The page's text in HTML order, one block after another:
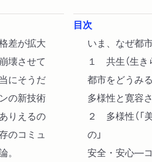
差が拡大
壊させて
にそうだ
の新技術
りえるの
のコミュ
目次
いま、なぜ都
１ 共生（生き
都市をどうみ
多様性と寛容
２ 多様性（「
の」
安全・安心―